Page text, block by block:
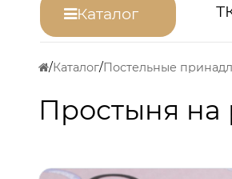
Каталог
Каталог Постельные
Простыня на